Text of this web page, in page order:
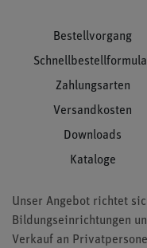
Bestellvorgang
Zahlungsarten
Versandkosten
Downloads
Kataloge
Unser Angebot richtet
Bildungseinrichtungen
Verkauf an